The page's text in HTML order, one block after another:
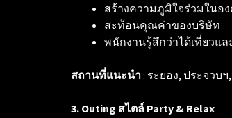
สร้างความภูมิใจร่วมในอ
สะท้อนคุณค่าของบริษัท
พนักงานรู้สึกว่าได้เที่ยวแล
สถานที่แนะนำ: ระยอง, ประจวบฯ
3. Outing สไตล์ Party & Relax